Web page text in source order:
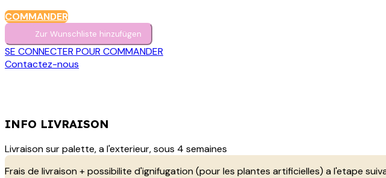
COMMANDER
Zur Wunschliste hinzufügen
SE CONNECTER POUR COMMANDER
Contactez-nous
INFO LIVRAISON
Livraison sur palette, a l'exterieur, sous 4 semaines
Frais de livraison + possibilite d'ignifugation (pour les plantes artificielles) a l'etape